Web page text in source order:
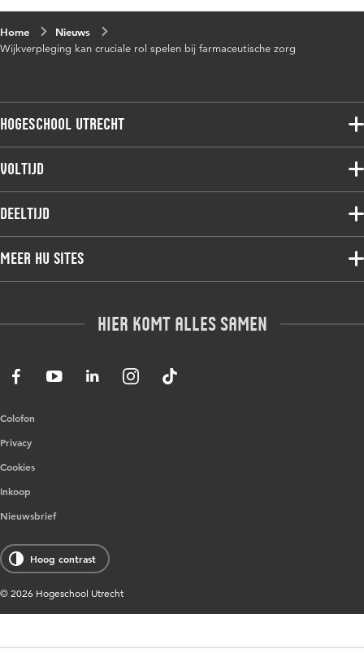
Home
Nieuws
Wijkverpleging kan cruciale rol spelen bij farmaceutische zorg
Hogeschool Utrecht
Voltijdopleidingen
Deeltijdopleidingen
Onderzoek
Contact
Voltijd
Associate degree
Bachelor
Master
Deeltijd
Associate degree
Bachelor
Studiekeuze deeltijd
Meer HU sites
HU Bibliotheek
Duurzame HU
Hier komt alles samen
Colofon
Privacy
Cookies
Inkoop
Nieuwsbrief
Hoog contrast
© 2026 Hogeschool Utrecht